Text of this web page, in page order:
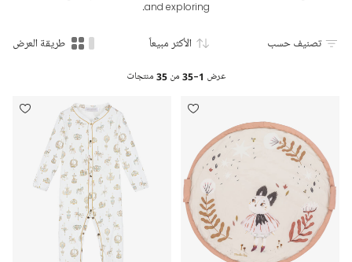
and exploring.
تصنيف حسب الأكثر مبيعاً طريقة العرض
عرض 1-35 من 35 منتجات